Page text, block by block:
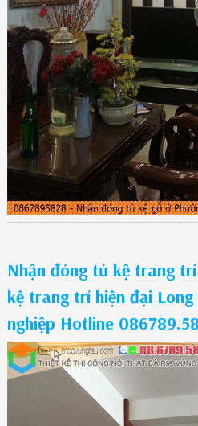
Nhận đóng tủ kệ trang
kệ trang trí hiện đại Long
nghiệp Hotline